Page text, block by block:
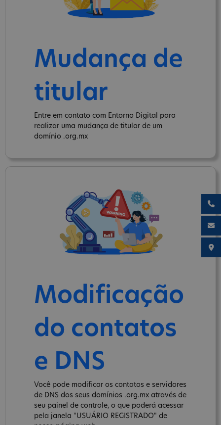
Mudança de
titular
Entre em contato com Entorno Digital para
realizar uma mudança de titular de um
domínio .org.mx
Modificação
do contatos
e DNS
Você pode modificar os contatos e servidores
de DNS dos seus domínios .org.mx através de
seu painel de controle, o que poderá acessar
pela janela "USUÁRIO REGISTRADO" de